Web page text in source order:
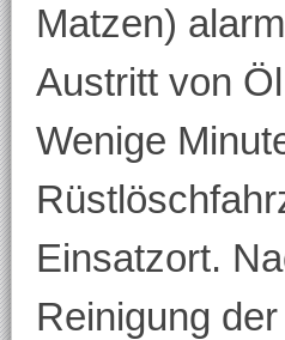
Matzen)
Austritt von
Wenige
Einsatzort.
Reinigung